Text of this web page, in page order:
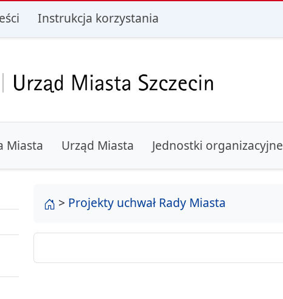
do treściInstrukcja korzystania
Miasta Urząd Miasta Jednostki organizacyjne
strona główna
> Projekty uchwał Rady Miasta